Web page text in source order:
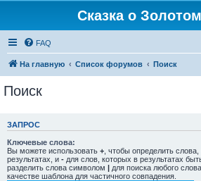
Сказка о
FAQ
На главную Список форумов Поиск
Поиск
ЗАПРОС
Ключевые слова:
Вы можете использовать + , чтобы определить
результатах, и - для слов, которых в результатах
разделить слова символом | для поиска любого
качестве шаблона для частичного совпадения.